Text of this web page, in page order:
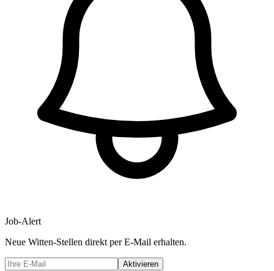
Job-Alert
Neue Witten-Stellen direkt per E-Mail erhalten.
Aktivieren